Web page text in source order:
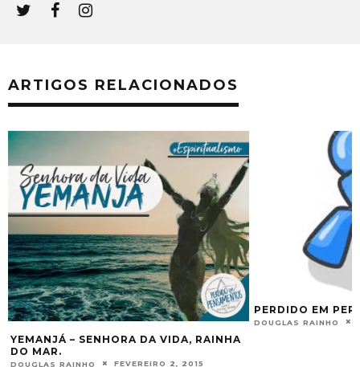
ARTIGOS RELACIONADOS
PERDIDO EM PERGUNTAS #7
DOUGLAS RAINHO OUTUBRO 21, 2013